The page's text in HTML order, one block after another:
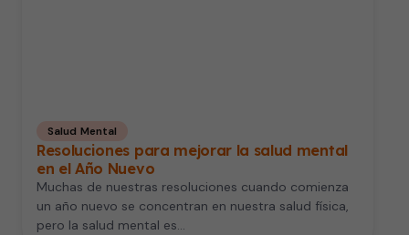
Salud Mental
Resoluciones para mejorar la salud mental
en el Año Nuevo
Muchas de nuestras resoluciones cuando comienza
un año nuevo se concentran en nuestra salud física,
pero la salud mental es…